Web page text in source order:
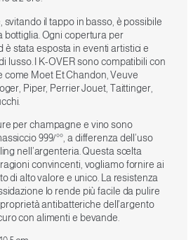
svitando il tappo in basso, è possibile
bottiglia. Ogni copertura per
è stata esposta in eventi artistici e
lusso. I K-OVER sono compatibili con
come Moet Et Chandon, Veuve
Piper, Perrier Jouet, Taittinger,
per champagne e vino sono
999/°°, a differenza dell’uso
nell’argenteria. Questa scelta
convincenti, vogliamo fornire ai
di alto valore e unico. La resistenza
lo rende più facile da pulire
antibatteriche dell’argento
con alimenti e bevande.